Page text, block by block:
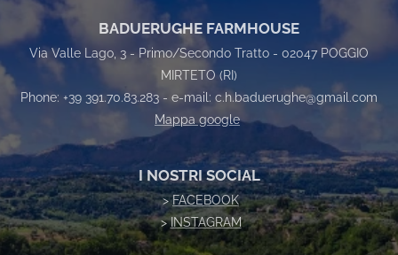
BADUERUGHE FARMHOUSE
Via Valle Lago, 3 - Primo/Secondo Tratto - 02047 POGGIO
MIRTETO (RI)
Phone: +39 391.70.83.283 - e-mail: c.h.baduerughe@gmail.com
Mappa google
I NOSTRI SOCIAL
>FACEBOOK
>INSTAGRAM